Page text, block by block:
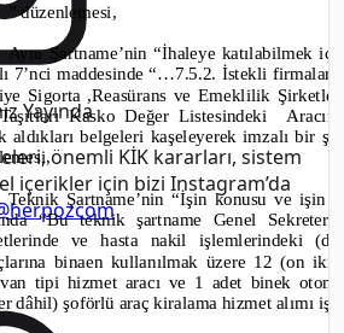
Yayında
önemli KİK kararları, sistem
içerikler için bizi Instagram’da
” düzenlemesi,
Aynı Şartname’nin “İhaleye katılabilmek
7’nci maddesinde “…7.5.2. İstekli firmalar
Sigorta ,Reasürans ve Emeklilik
Kasko Değer Listesindeki
aldıkları belgeleri kaşeleyerek imzalı bir
Teknik Şartname’nin “İşin konusu ve işin
“Bu teknik şartname Genel
ve hasta nakil işlemlerindeki
binaen kullanılmak üzere 12 (on
tipi hizmet aracı ve 1 adet binek
dâhil) şoförlü araç kiralama hizmet alımı